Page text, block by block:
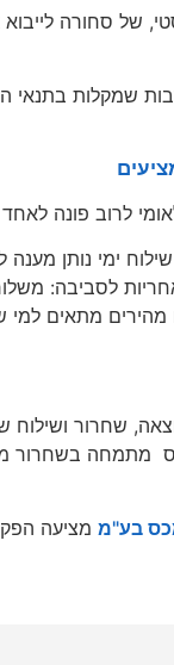
של סחורה
שמקלות בתנאי
לרוב פונה
ימי נותן מענה
לסביבה:
מהירים מתאים למי
שחרור ושילוח
מתמחה בשחרור
בע"ממציעה